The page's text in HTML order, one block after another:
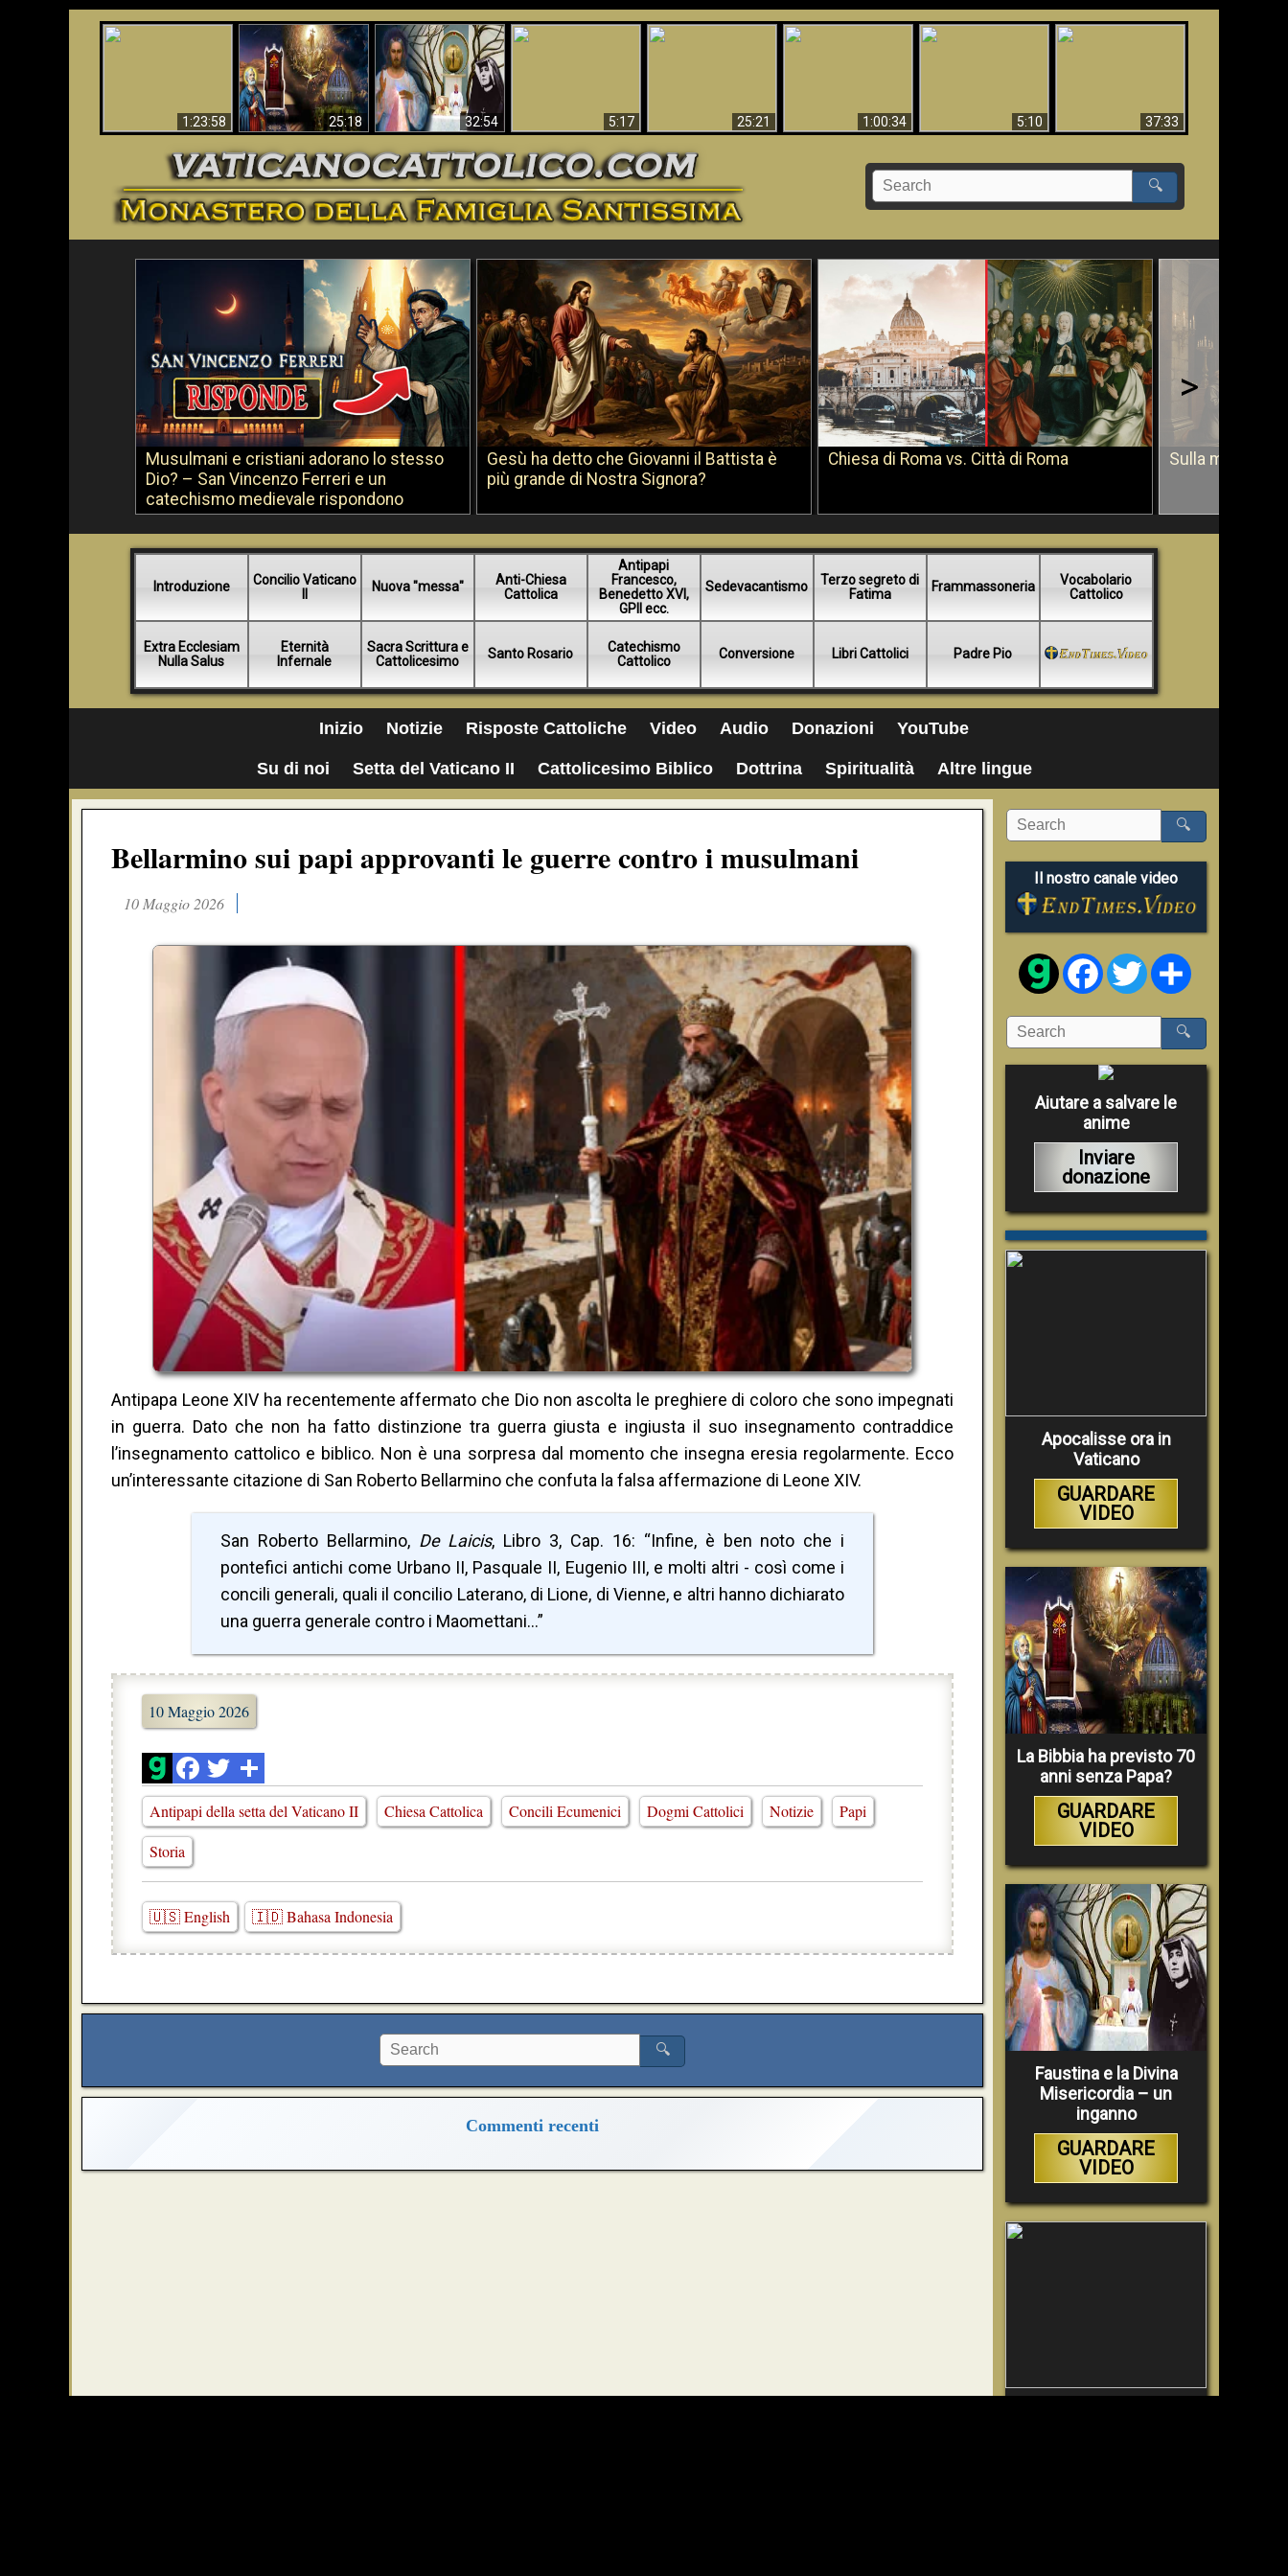
1:23:58 25:18
La Bibbia ha previsto
70 anni senza Papa?
32:54
Faustina e la Divina
Misericordia – un
inganno
5:17
25:21
1:00:34
5:10
37:33
🔍
Musulmani e cristiani adorano lo stesso
Dio? – San Vincenzo Ferreri e un
catechismo medievale rispondono
Gesù ha detto che Giovanni il Battista è
più grande di Nostra Signora?
Chiesa di Roma vs. Città di Roma Sulla morte di
>
Introduzione
Concilio Vaticano
Nuova "messa"
Anti-Chiesa
Cattolica
Antipapi
Francesco,
Benedetto XVI,
GPII ecc.
Sedevacantismo
Terzo segreto di
Fatima
Frammassoneria
Vocabolario
Cattolico
Extra Ecclesiam
Nulla Salus
Eternità
Infernale
Sacra Scrittura e
Cattolicesimo
Santo Rosario
Catechismo
Cattolico
Conversione Libri Cattolici Padre Pio
Inizio Notizie Risposte Cattoliche Video Audio Donazioni YouTube
Su di noi Setta del Vaticano II Cattolicesimo Biblico Dottrina Spiritualità Altre lingue
Bellarmino sui papi approvanti le guerre contro i musulmani
10 Maggio 2026
Antipapa Leone XIV ha recentemente affermato che Dio non ascolta le preghiere di coloro che sono impegnati
in guerra. Dato che non ha fatto distinzione tra guerra giusta e ingiusta il suo insegnamento contraddice
l’insegnamento cattolico e biblico. Non è una sorpresa dal momento che insegna eresia regolarmente. Ecco
un’interessante citazione di San Roberto Bellarmino che confuta la falsa affermazione di Leone XIV.
San Roberto Bellarmino, De Laicis, Libro 3, Cap. 16: “Infine, è ben noto che i
pontefici antichi come Urbano II, Pasquale II, Eugenio III, e molti altri - così come i
concili generali, quali il concilio Laterano, di Lione, di Vienne, e altri hanno dichiarato
una guerra generale contro i Maomettani…”
10 Maggio 2026
Antipapi della setta del Vaticano II Chiesa Cattolica Concili Ecumenici Dogmi Cattolici Notizie
Papi
Storia
🇺🇸 English 🇮🇩 Bahasa Indonesia
🔍
Commenti recenti
🔍
Il nostro canale video
FacebookTwitter
🔍
Aiutare a salvare le
anime
Inviare
donazione
Apocalisse ora in
Vaticano
GUARDARE
VIDEO
La Bibbia ha previsto 70
anni senza Papa?
GUARDARE
VIDEO
Faustina e la Divina
Misericordia – un
inganno
GUARDARE
VIDEO